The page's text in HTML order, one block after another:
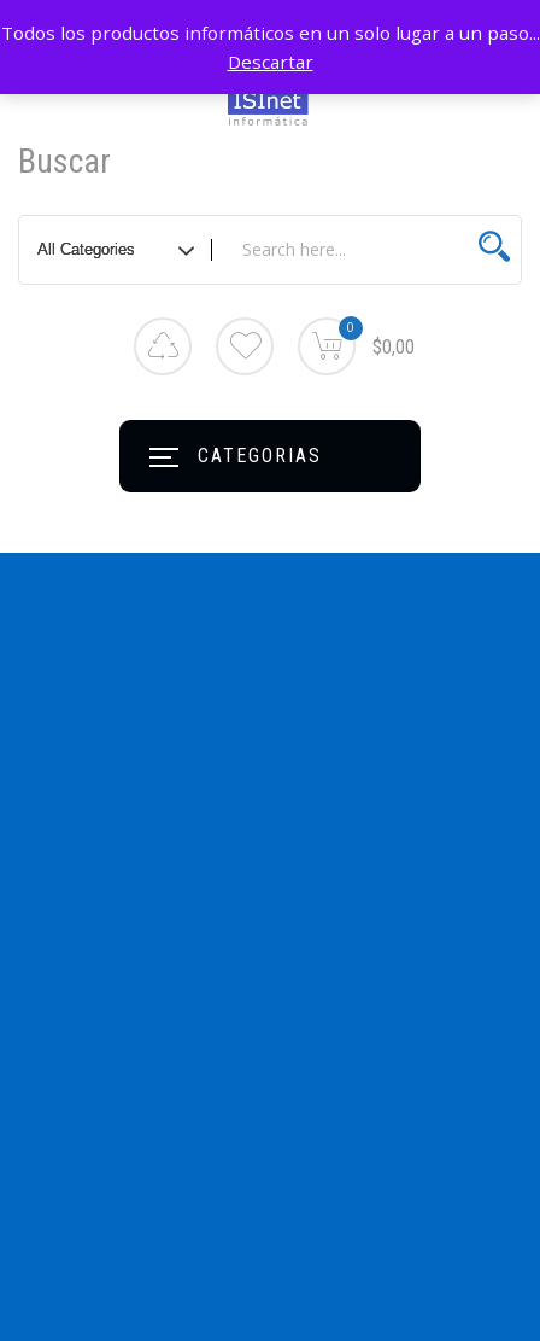
Buscar
0
$0,00
CATEGORIAS
Todos los productos informáticos en un solo lugar a un paso...
Descartar